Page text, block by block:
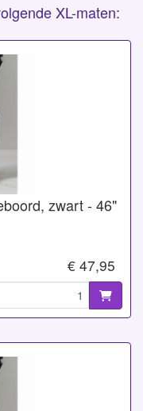
XL-maten:
zwart - 46"
€ 47,95